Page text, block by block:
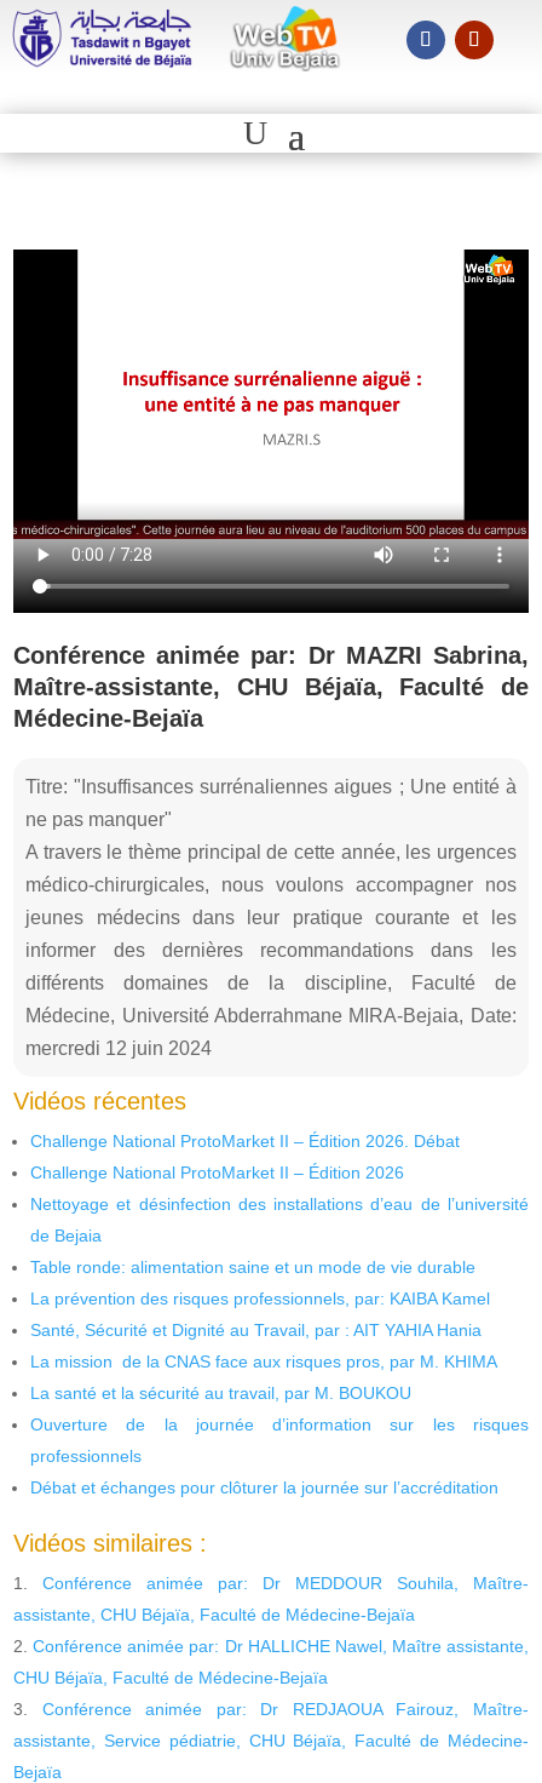
Conférence animée par: Dr MAZRI Sabrina,
Maître-assistante, CHU Béjaïa, Faculté de
Médecine-Bejaïa
Titre: "Insuffisances surrénaliennes aigues ; Une entité à
ne pas manquer"
A travers le thème principal de cette année, les urgences
médico-chirurgicales, nous voulons accompagner nos
jeunes médecins dans leur pratique courante et les
informer des dernières recommandations dans les
différents domaines de la discipline, Faculté de
Médecine, Université Abderrahmane MIRA-Bejaia, Date:
mercredi 12 juin 2024
Vidéos récentes
Challenge National ProtoMarket II – Édition 2026. Débat
Challenge National ProtoMarket II – Édition 2026
Nettoyage et désinfection des installations d’eau de l’université
de Bejaia
Table ronde: alimentation saine et un mode de vie durable
La prévention des risques professionnels, par: KAIBA Kamel
Santé, Sécurité et Dignité au Travail, par : AIT YAHIA Hania
La mission de la CNAS face aux risques pros, par M. KHIMA
La santé et la sécurité au travail, par M. BOUKOU
Ouverture de la journée d’information sur les risques
professionnels
Débat et échanges pour clôturer la journée sur l’accréditation
Vidéos similaires :
Conférence animée par: Dr MEDDOUR Souhila, Maître-
assistante, CHU Béjaïa, Faculté de Médecine-Bejaïa
Conférence animée par: Dr HALLICHE Nawel, Maître assistante,
CHU Béjaïa, Faculté de Médecine-Bejaïa
Conférence animée par: Dr REDJAOUA Fairouz, Maître-
assistante, Service pédiatrie, CHU Béjaïa, Faculté de Médecine-
Bejaïa